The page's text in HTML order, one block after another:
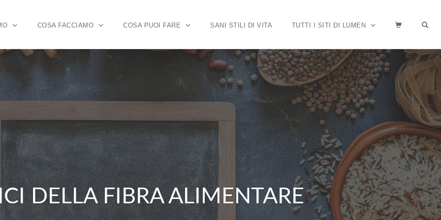
COSA FACCIAMO COSA PUOI FARE SANI STILI DI VITA TUTTI I SITI DI LUMEN
DELLA FIBRA ALIMENTARE